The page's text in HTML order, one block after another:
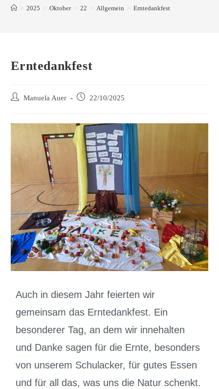
> 2025 > Oktober > 22 > Allgemein > Erntedankfest
Erntedankfest
Manuela Auer 22/10/2025
Auch in diesem Jahr feierten wir
gemeinsam das Erntedankfest. Ein
besonderer Tag, an dem wir innehalten
und Danke sagen für die Ernte, besonders
von unserem Schulacker, für gutes Essen
und für all das, was uns die Natur schenkt.